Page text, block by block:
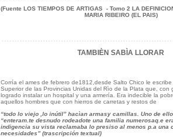
(Fuente LOS TIEMPOS DE ARTIGAS - Tomo 2 LA
MARIA RIBEIRO (EL PAIS)
TAMBIÈN SABÌA LLORAR
Corría el ames de febrero de1812,desde Salto Chico le
Superior de las Provincias Unidas del Rìo de la Plata que, con
logrado instalar un hospital y una armería. Era indecible la
aquellos hombres que con hierros de carretas y restos de
“todo lo viejo ,lo inútil” hacìan armasy camillas. Uno de
“enteram.te desnudo rodeadote una familia numerosaq.e
indigencia su vista reclamaba lo presiso al menos p.a una
necesidades” (trascripción textual)